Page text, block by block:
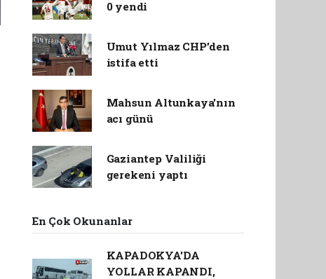
0 yendi
Umut Yılmaz CHP’den
istifa etti
Mahsun Altunkaya'nın
acı günü
Gaziantep Valiliği
gerekeni yaptı
En Çok Okunanlar
KAPADOKYA'DA
YOLLAR KAPANDI,